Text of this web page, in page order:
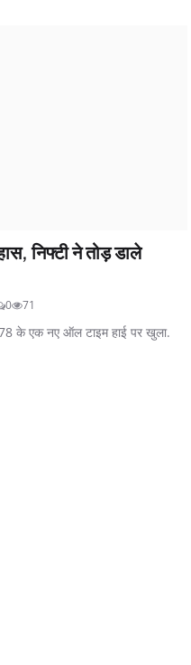
निफ्टी ने तोड़ डाले
0 71
के एक नए ऑल टाइम हाई पर खुला.